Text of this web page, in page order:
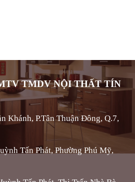
TMDV NỘI THẤT TÍN
Khánh, P.Tân Thuận Đông, Q.7,
Tấn Phát, Phường Phú Mỹ,